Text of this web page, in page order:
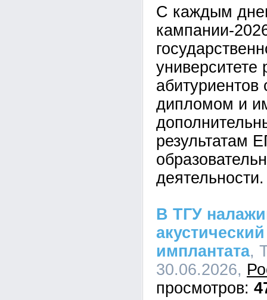
С каждым
кампании-
университете
дипломом и
результатам
деятельности.
В ТГУ
имплантата,
30.06.2026,